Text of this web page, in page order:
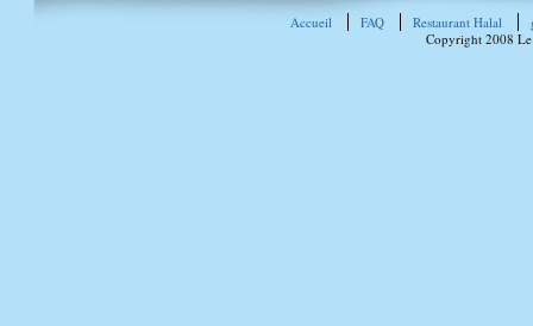
Accueil FAQ Restaurant Halal
Copyright 2008